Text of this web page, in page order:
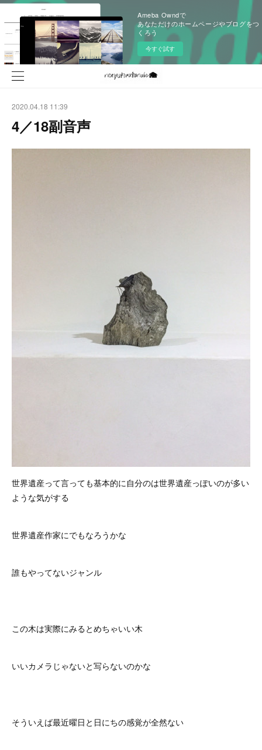
Ameba Owndで
あなただけのホームページやブログをつ
くろう
今すぐ試す
2020.04.18 11:39
4／18副音声
世界遺産って言っても基本的に自分のは世界遺産っぽいのが多い
ような気がする
世界遺産作家にでもなろうかな
誰もやってないジャンル
この木は実際にみるとめちゃいい木
いいカメラじゃないと写らないのかな
そういえば最近曜日と日にちの感覚が全然ない